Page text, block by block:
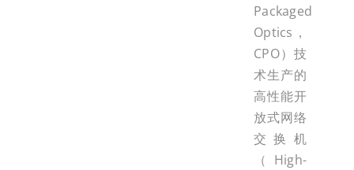
Packaged
Optics，
CPO）技
术生产的
高性能开
放式网络
交换机
（High-